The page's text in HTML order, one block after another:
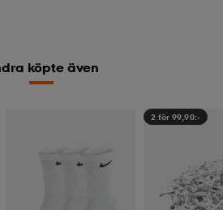
köpte även
2 för 99,90:-